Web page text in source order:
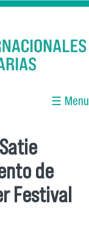
☰ Menu
de
Festival